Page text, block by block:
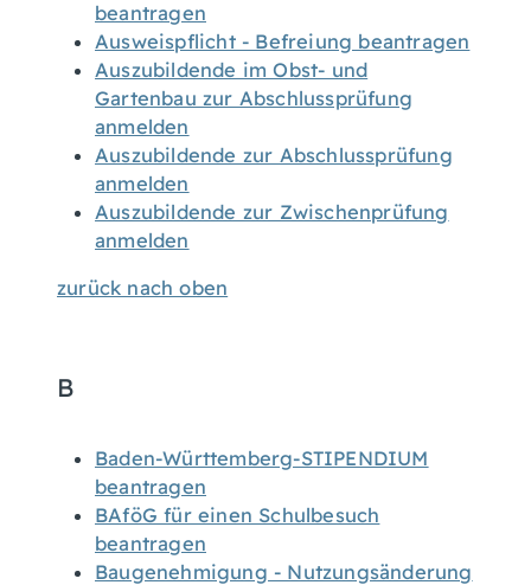
beantragen
Ausweispflicht - Befreiung beantragen
Auszubildende im Obst- und
Gartenbau zur Abschlussprüfung
anmelden
Auszubildende zur Abschlussprüfung
anmelden
Auszubildende zur Zwischenprüfung
anmelden
zurück nach oben
B
Baden-Württemberg-STIPENDIUM
beantragen
BAföG für einen Schulbesuch
beantragen
Baugenehmigung - Nutzungsänderung